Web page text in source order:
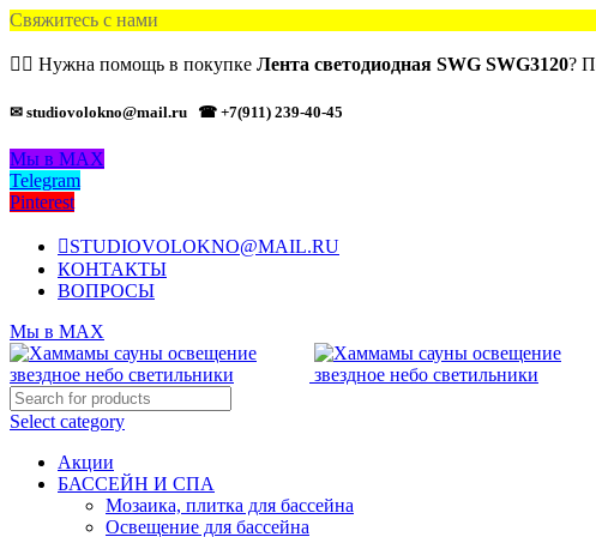
Свяжитесь с нами
🙋‍♂️ Нужна помощь в покупке Лента светодиодная SWG SWG3120?
✉ studiovolokno@mail.ru ☎ +7(911) 239-40-45
Мы в MAX
Telegram
Pinterest
STUDIOVOLOKNO@MAIL.RU
КОНТАКТЫ
ВОПРОСЫ
Мы в MAX
Select category
Акции
БАССЕЙН И СПА
Мозаика, плитка для бассейна
Освещение для бассейна